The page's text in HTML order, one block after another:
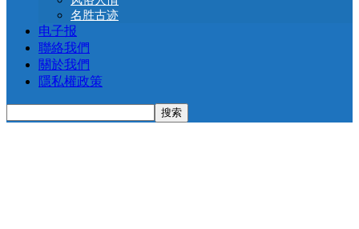
名胜古迹
电子报
聯絡我們
關於我們
隱私權政策